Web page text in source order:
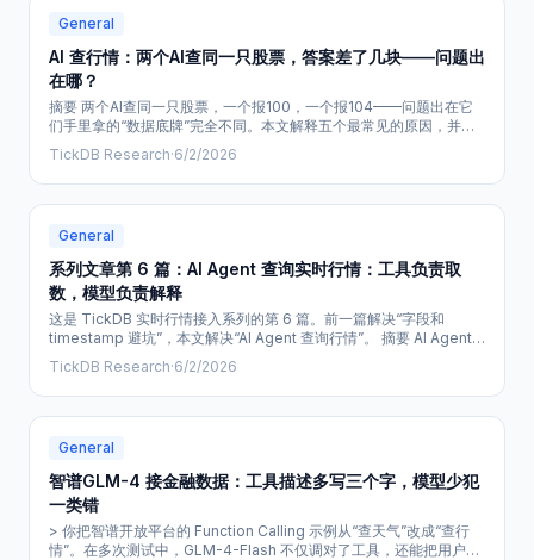
General
AI 查行情：两个AI查同一只股票，答案差了几块——问题出
在哪？
摘要 两个AI查同一只股票，一个报100，一个报104——问题出在它
们手里拿的“数据底牌”完全不同。本文解释五个最常见的原因，并给
出一个高阶判断：AI查行情，真正要看的不是模型聪明不聪明，而是
它有没有可靠数据源、有没有时间戳、有没有市场边界、有没有失败
时拒答的机制。读完你会知道，下次AI报股价时，该多问它一句什
么。 !image.png 正文 两个AI，一个问题，答案差了几块 朋友同时问
TickDB Research·6/2/2026
General
系列文章第 6 篇：AI Agent 查询实时行情：工具负责取
数，模型负责解释
这是 TickDB 实时行情接入系列的第 6 篇。前一篇解决“字段和
timestamp 避坑”，本文解决“AI Agent 查询行情”。 摘要 AI Agent
查询当前行情时，模型不应凭记忆生成价格。更稳妥的结构是：模型
负责理解问题和解释结果，应用层负责调用工具与处理失败，数据层
负责返回结构化行情数据。只要工具调用失败、超时、鉴权失败或返
回空数据，Agent 就必须停止给出具体价格答案。 用户
TickDB Research·6/2/2026
General
智谱GLM-4 接金融数据：工具描述多写三个字，模型少犯
一类错
> 你把智谱开放平台的 Function Calling 示例从“查天气”改成“查行
情”。在多次测试中，GLM-4-Flash 不仅调对了工具，还能把用户说